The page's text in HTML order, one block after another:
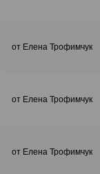
от Елена Трофимчук
от Елена Трофимчук
от Елена Трофимчук